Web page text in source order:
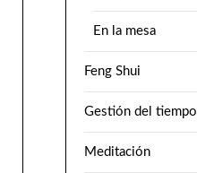
En la mesa
Feng Shui
Gestión del tiempo
Meditación